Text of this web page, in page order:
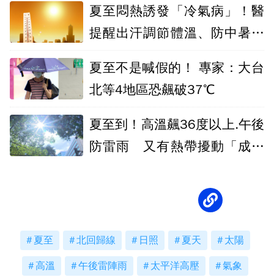
夏至悶熱誘發「冷氣病」！醫
提醒出汗調節體溫、防中暑才
夏至不是喊假的！ 專家：大台
北等4地區恐飆破37℃
夏至到！高溫飆36度以上.午後
防雷雨 又有熱帶擾動「成颱
夏至 北回歸線 日照 夏天 太陽
高溫 午後雷陣雨 太平洋高壓 氣象